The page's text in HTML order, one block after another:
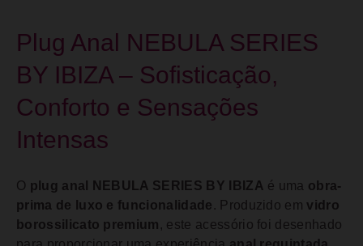
Plug Anal NEBULA SERIES
BY IBIZA – Sofisticação,
Conforto e Sensações
Intensas
O plug anal NEBULA SERIES BY IBIZA é uma obra-
prima de luxo e funcionalidade . Produzido em vidro
borossilicato premium , este acessório foi desenhado